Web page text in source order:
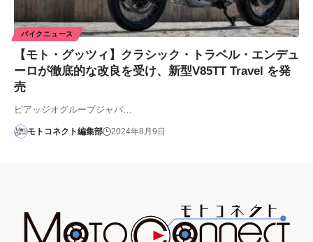
バイクニュース
【モト・グッツィ】クラシック・トラベル・エンデュ
ーロが徹底的な改良を受け、新型V85TT Travel を発
売
ピアッジオグループジャパ…
モトコネクト編集部 2024年8月9日